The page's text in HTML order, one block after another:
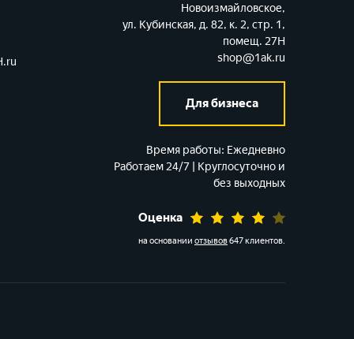
Новоизмайловское,
ул. Кубинская, д. 82, к. 2, стр. 1,
помещ. 27Н
shop@1ak.ru
Для бизнеса
Время работы: Ежедневно
Работаем 24/7 | Круглосуточно и
без выходных
Оценка
на основании отзывов647 клиентов.